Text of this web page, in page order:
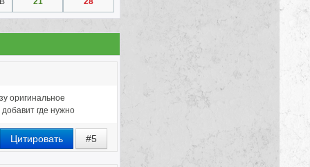
оригинальное
где нужно
Цитировать #5